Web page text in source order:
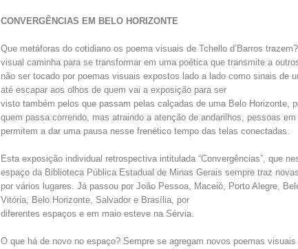
CONVERGÊNCIAS EM BELO HORIZONTE
Que metáforas do cotidiano os poema visuais de Tchello d’Barros
visual caminha para se transformar em uma poética que transmite a
não ser tocado por poemas visuais expostos lado a lado como sinais de
até escapar aos olhos de quem vai a exposição para ser
visto também pelos que passam pelas calçadas de uma Belo Horizonte,
quem passa correndo, mas atraindo a atenção de andarilhos, pessoas
permitem a dar uma pausa nesse frenético tempo das telas conectadas.
Esta exposição individual retrospectiva intitulada “Convergências”, que
espaço da Biblioteca Pública Estadual de Minas Gerais sempre traz
por vários lugares. Já passou por João Pessoa, Maceió, Porto Alegre,
Vitória, Belo Horizonte, Salvador e Brasília, por
diferentes espaços e em maio esteve na Sérvia.
O que há de novo no espaço? Sempre se agregam novos poemas